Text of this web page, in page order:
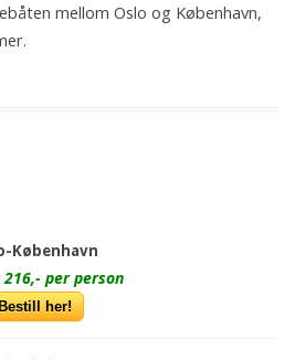
mellom Oslo og København,
København
per person
Bestill her!